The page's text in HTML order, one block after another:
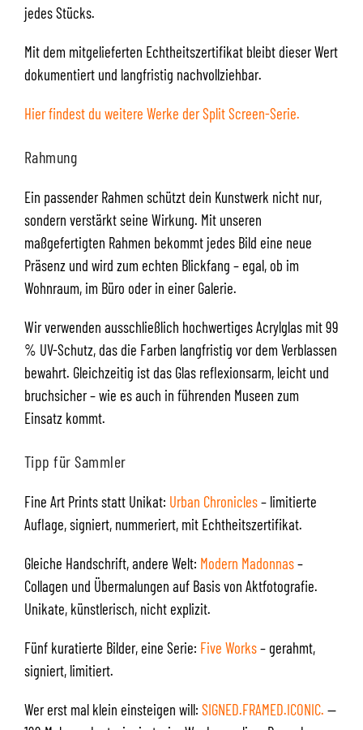
jedes Stücks.
Mit dem mitgelieferten Echtheitszertifikat bleibt dieser Wert
dokumentiert und langfristig nachvollziehbar.
Hier findest du weitere Werke der Split Screen-Serie.
Rahmung
Ein passender Rahmen schützt dein Kunstwerk nicht nur,
sondern verstärkt seine Wirkung. Mit unseren
maßgefertigten Rahmen bekommt jedes Bild eine neue
Präsenz und wird zum echten Blickfang – egal, ob im
Wohnraum, im Büro oder in einer Galerie.
Wir verwenden ausschließlich hochwertiges Acrylglas mit 99
% UV-Schutz, das die Farben langfristig vor dem Verblassen
bewahrt. Gleichzeitig ist das Glas reflexionsarm, leicht und
bruchsicher – wie es auch in führenden Museen zum
Einsatz kommt.
Tipp für Sammler
Fine Art Prints statt Unikat: Urban Chronicles– limitierte
Auflage, signiert, nummeriert, mit Echtheitszertifikat.
Gleiche Handschrift, andere Welt: Modern Madonnas–
Collagen und Übermalungen auf Basis von Aktfotografie.
Unikate, künstlerisch, nicht explizit.
Fünf kuratierte Bilder, eine Serie: Five Works– gerahmt,
signiert, limitiert.
Wer erst mal klein einsteigen will: SIGNED.FRAMED.ICONIC. —